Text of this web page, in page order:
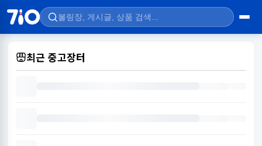
최근 중고장터